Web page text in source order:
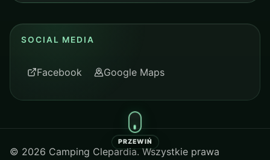
PRZEWIŃ
SOCIAL MEDIA
Facebook Google Maps
© 2026 Camping Clepardia. Wszystkie prawa